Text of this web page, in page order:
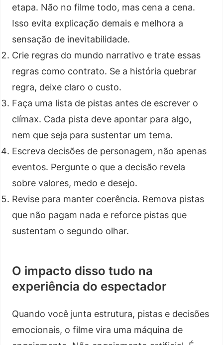
etapa. Não no filme todo, mas cena a cena.
Isso evita explicação demais e melhora a
sensação de inevitabilidade.
Crie regras do mundo narrativo e trate essas
regras como contrato. Se a história quebrar
regra, deixe claro o custo.
Faça uma lista de pistas antes de escrever o
clímax. Cada pista deve apontar para algo,
nem que seja para sustentar um tema.
Escreva decisões de personagem, não apenas
eventos. Pergunte o que a decisão revela
sobre valores, medo e desejo.
Revise para manter coerência. Remova pistas
que não pagam nada e reforce pistas que
sustentam o segundo olhar.
O impacto disso tudo na
experiência do espectador
Quando você junta estrutura, pistas e decisões
emocionais, o filme vira uma máquina de